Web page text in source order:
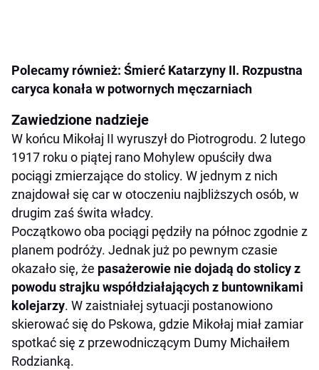
Polecamy również: Śmierć Katarzyny II. Rozpustna
caryca konała w potwornych męczarniach
Zawiedzione nadzieje
W końcu Mikołaj II wyruszył do Piotrogrodu. 2 lutego
1917 roku o piątej rano Mohylew opuściły dwa
pociągi zmierzające do stolicy. W jednym z nich
znajdował się car w otoczeniu najbliższych osób, w
drugim zaś świta władcy.
Początkowo oba pociągi pędziły na północ zgodnie z
planem podróży. Jednak już po pewnym czasie
okazało się, że pasażerowie nie dojadą do stolicy z
powodu strajku współdziałających z buntownikami
kolejarzy. W zaistniałej sytuacji postanowiono
skierować się do Pskowa, gdzie Mikołaj miał zamiar
spotkać się z przewodniczącym Dumy Michaiłem
Rodzianką.